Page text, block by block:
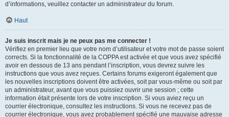
d’informations, veuillez contacter un administrateur du forum.
Haut
Je suis inscrit mais je ne peux pas me connecter !
Vérifiez en premier lieu que votre nom d’utilisateur et votre mot de passe soient
corrects. Si la fonctionnalité de la COPPA est activée et que vous avez spécifié
avoir en dessous de 13 ans pendant l’inscription, vous devrez suivre les
instructions que vous avez reçues. Certains forums exigeront également que
les nouvelles inscriptions doivent être activées, soit par vous-même ou soit par
un administrateur, avant que vous puissiez ouvrir une session ; cette
information était présente lors de votre inscription. Si vous aviez reçu un
courrier électronique, consultez les instructions. Si vous ne recevez pas de
courrier électronique, vous avez probablement spécifié une mauvaise adresse